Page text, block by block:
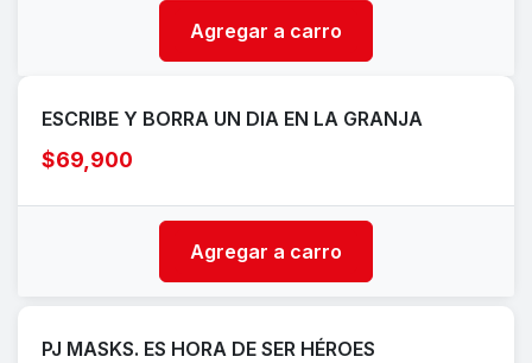
Agregar a carro
ESCRIBE Y BORRA UN DIA EN LA GRANJA
$69,900
Agregar a carro
PJ MASKS. ES HORA DE SER HÉROES